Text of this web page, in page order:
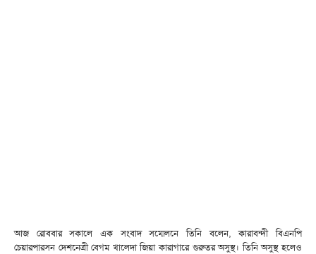
আজ রোববার সকালে এক সংবাদ সম্মেলনে তিনি বলেন, কারাবন্দী বিএনপি
চেয়ারপারসন দেশনেত্রী বেগম খালেদা জিয়া কারাগারে গুরুতর অসুস্থ। তিনি অসুস্থ হলেও